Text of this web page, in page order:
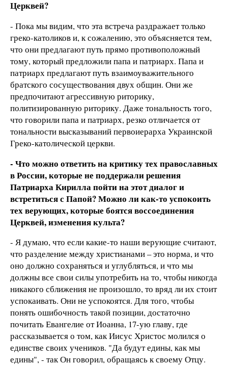
Церквей?
- Пока мы видим, что эта встреча раздражает только
греко-католиков и, к сожалению, это объясняется тем,
что они предлагают путь прямо противоположный
тому, который предложили папа и патриарх. Папа и
патриарх предлагают путь взаимоуважительного
братского сосуществования двух общин. Они же
предпочитают агрессивную риторику,
политизированную риторику. Даже тональность того,
что говорили папа и патриарх, резко отличается от
тональности высказываний первоиерарха Украинской
Греко-католической церкви.
- Что можно ответить на критику тех православных
в России, которые не поддержали решения
Патриарха Кирилла пойти на этот диалог и
встретиться с Папой? Можно ли как-то успокоить
тех верующих, которые боятся воссоединения
Церквей, изменения культа?
- Я думаю, что если какие-то наши верующие считают,
что разделение между христианами – это норма, и что
оно должно сохраняться и углубляться, и что мы
должны все свои силы употребить на то, чтобы никогда
никакого сближения не произошло, то вряд ли их стоит
успокаивать. Они не успокоятся. Для того, чтобы
понять ошибочность такой позиции, достаточно
почитать Евангелие от Иоанна, 17-ую главу, где
рассказывается о том, как Иисус Христос молился о
единстве своих учеников. "Да будут едины, как мы
едины", - так Он говорил, обращаясь к своему Отцу.